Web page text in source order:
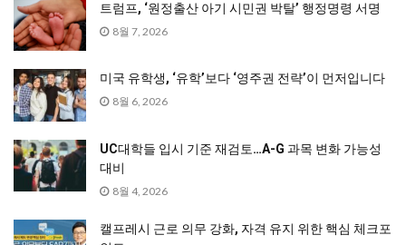
트럼프, ‘원정출산 아기 시민권 박탈’ 행정명령 서명
8월 7, 2026
미국 유학생, ‘유학’보다 ‘영주권 전략’이 먼저입니다
8월 6, 2026
UC대학들 입시 기준 재검토…A-G 과목 변화 가능성
대비
8월 4, 2026
캘프레시 근로 의무 강화, 자격 유지 위한 핵심 체크포